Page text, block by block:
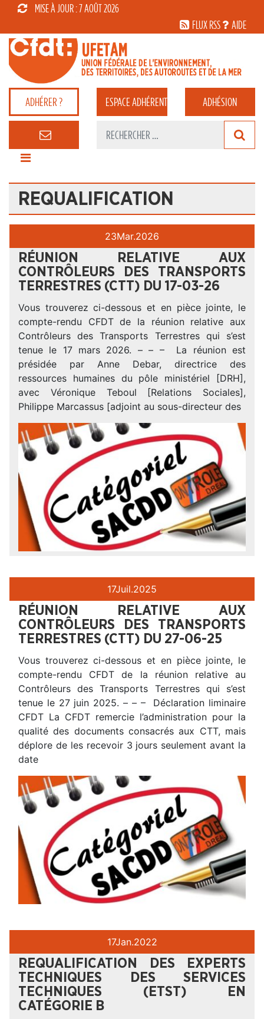
MISE À JOUR : 7 AOÛT 2026
FLUX RSS
AIDE
ADHÉRER ? ESPACEADHÉRENT ADHÉSION
REQUALIFICATION
23Mar.2026
RÉUNION RELATIVE AUX
CONTRÔLEURS DES TRANSPORTS
TERRESTRES (CTT) DU 17-03-26
Vous trouverez ci-dessous et en pièce jointe, le
compte-rendu CFDT de la réunion relative aux
Contrôleurs des Transports Terrestres qui s’est
tenue le 17 mars 2026. – – – La réunion est
présidée par Anne Debar, directrice des
ressources humaines du pôle ministériel [DRH],
avec Véronique Teboul [Relations Sociales],
Philippe Marcassus [adjoint au sous-directeur des
17Juil.2025
RÉUNION RELATIVE AUX
CONTRÔLEURS DES TRANSPORTS
TERRESTRES (CTT) DU 27-06-25
Vous trouverez ci-dessous et en pièce jointe, le
compte-rendu CFDT de la réunion relative au
Contrôleurs des Transports Terrestres qui s’est
tenue le 27 juin 2025. – – – Déclaration liminaire
CFDT La CFDT remercie l’administration pour la
qualité des documents consacrés aux CTT, mais
déplore de les recevoir 3 jours seulement avant la
date
17Jan.2022
REQUALIFICATION DES EXPERTS
TECHNIQUES DES SERVICES
TECHNIQUES (ETST) EN
CATÉGORIE B